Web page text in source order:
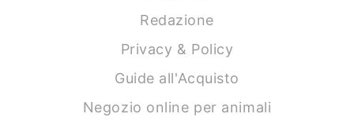
Redazione
Privacy & Policy
Guide all'Acquisto
Negozio online per animali